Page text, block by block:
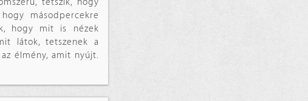
tetszik, hogy
másodpercekre
hogy mit is nézek
látok, tetszenek a
élmény, amit nyújt.